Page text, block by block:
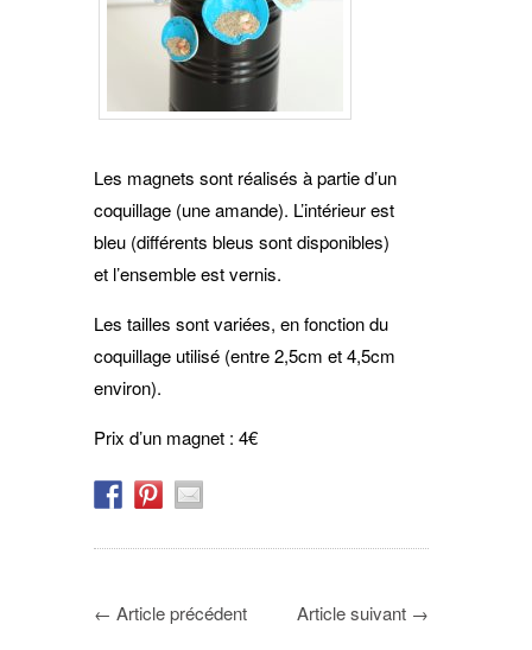
Les magnets sont réalisés à partie d’un
coquillage (une amande). L’intérieur est
bleu (différents bleus sont disponibles)
et l’ensemble est vernis.
Les tailles sont variées, en fonction du
coquillage utilisé (entre 2,5cm et 4,5cm
environ).
Prix d’un magnet : 4€
← Article précédent Article suivant →